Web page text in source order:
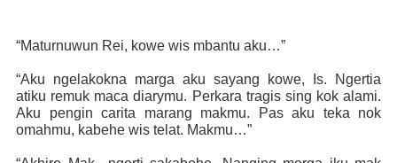
“Maturnuwun Rei, kowe wis mbantu aku…”
“Aku ngelakokna marga aku sayang kowe, Is. Ngertia
atiku remuk maca diarymu. Perkara tragis sing kok alami.
Aku pengin carita marang makmu. Pas aku teka nok
omahmu, kabehe wis telat. Makmu…”